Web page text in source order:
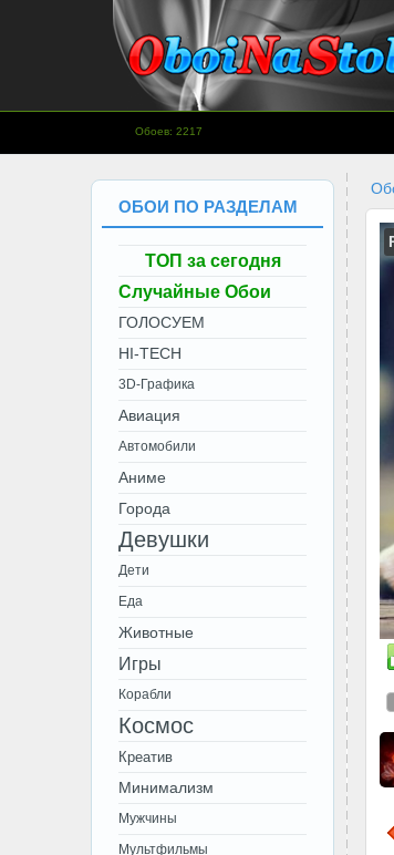
www.OboiNaStol.com - Обои
Обоев: 2217
ОБОИ ПО РАЗДЕЛАМ
ТОП за сегодня
Случайные Обои
ГОЛОСУЕМ
HI-TECH
3D-Графика
Авиация
Автомобили
Аниме
Города
Девушки
Дети
Еда
Животные
Игры
Корабли
Космос
Креатив
Минимализм
Мужчины
Мультфильмы